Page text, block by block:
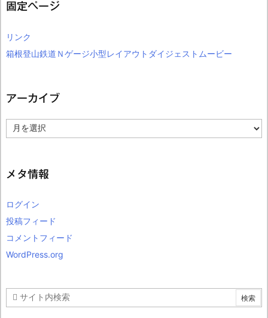
固定ページ
リンク
箱根登山鉄道Ｎゲージ小型レイアウトダイジェストムービー
アーカイブ
ー
ブ
メタ情報
ログイン
投稿フィード
コメントフィード
WordPress.org